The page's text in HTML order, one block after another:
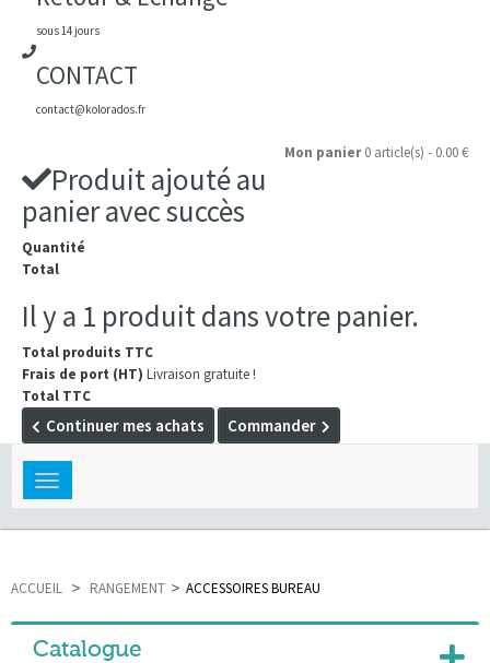
sous 14 jours
CONTACT
contact@kolorados.fr
Mon panier 0 article(s) - 0.00 €
Produit ajouté au
panier avec succès
Quantité
Total
Il y a 1 produit dans votre panier.
Total produits TTC
Frais de port (HT) Livraison gratuite !
Total TTC
Continuer mes achats Commander
Toggle
navigation
ACCUEIL > RANGEMENT > ACCESSOIRES BUREAU
Catalogue